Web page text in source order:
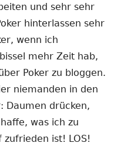
und sehr sehr
hinterlassen sehr
wenn ich
mehr Zeit hab,
Poker zu bloggen.
niemanden in den
Daumen drücken,
was ich zu
ist! LOS!